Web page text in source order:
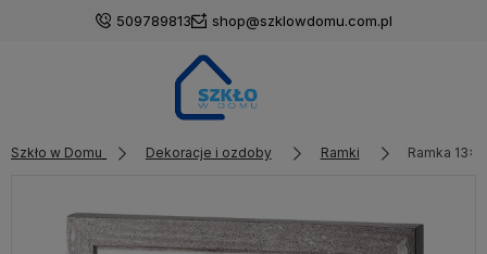
509789813 shop@szklowdomu.com.pl
Szkło w Domu Dekoracje i ozdoby Ramki Ramka